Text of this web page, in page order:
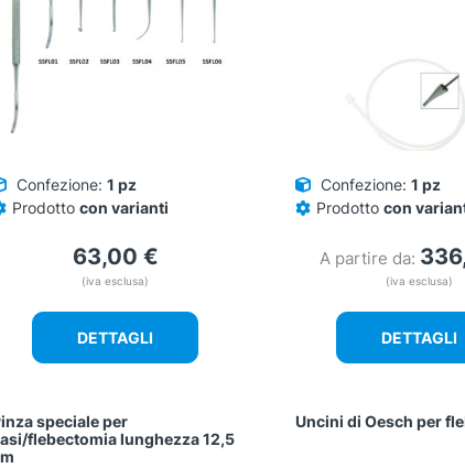
Confezione: 1 pz
Prodotto con varianti
63,00 €
(iva esclusa)
DETTAGLI
Confezione: 1 pz
Prodotto con
A partire da:
(iva esclusa)
DETTAGLI
speciale per
flebectomia lunghezza 12,5
Uncini di Oesch per